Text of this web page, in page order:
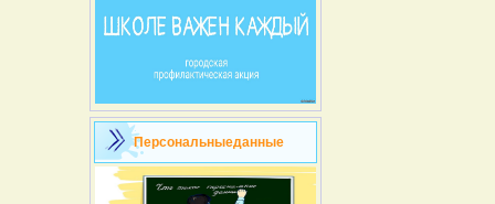
Персональныеданные